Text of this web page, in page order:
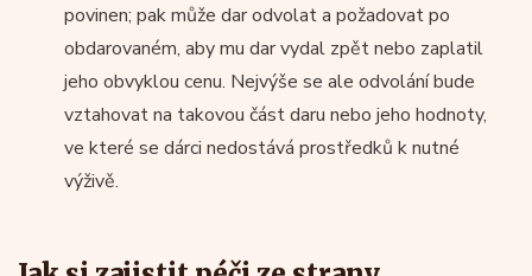
povinen; pak může dar odvolat a požadovat po
obdarovaném, aby mu dar vydal zpět nebo zaplatil
jeho obvyklou cenu. Nejvýše se ale odvolání bude
vztahovat na takovou část daru nebo jeho hodnoty,
ve které se dárci nedostává prostředků k nutné
výživě.